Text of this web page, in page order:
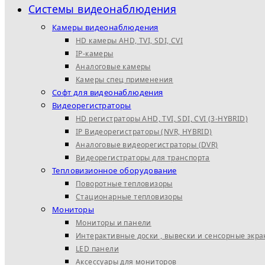
Системы видеонаблюдения
Камеры видеонаблюдения
HD камеры AHD, TVI, SDI, CVI
IP-камеры
Аналоговые камеры
Камеры спец применения
Софт для видеонаблюдения
Видеорегистраторы
HD регистраторы AHD, TVI, SDI, CVI (3-HYBRID)
IP Видеорегистраторы (NVR, HYBRID)
Аналоговые видеорегистраторы (DVR)
Видеорегистраторы для транспорта
Тепловизионное оборудование
Поворотные тепловизоры
Стационарные тепловизоры
Мониторы
Мониторы и панели
Интерактивные доски , вывески и сенсорные
LED панели
Аксессуары для мониторов